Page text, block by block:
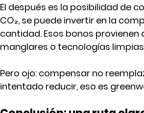
El después es la posibilidad de
CO₂, se puede invertir en la
cantidad. Esos bonos
manglares o tecnologías
Pero ojo: compensar no
intentado reducir, eso es